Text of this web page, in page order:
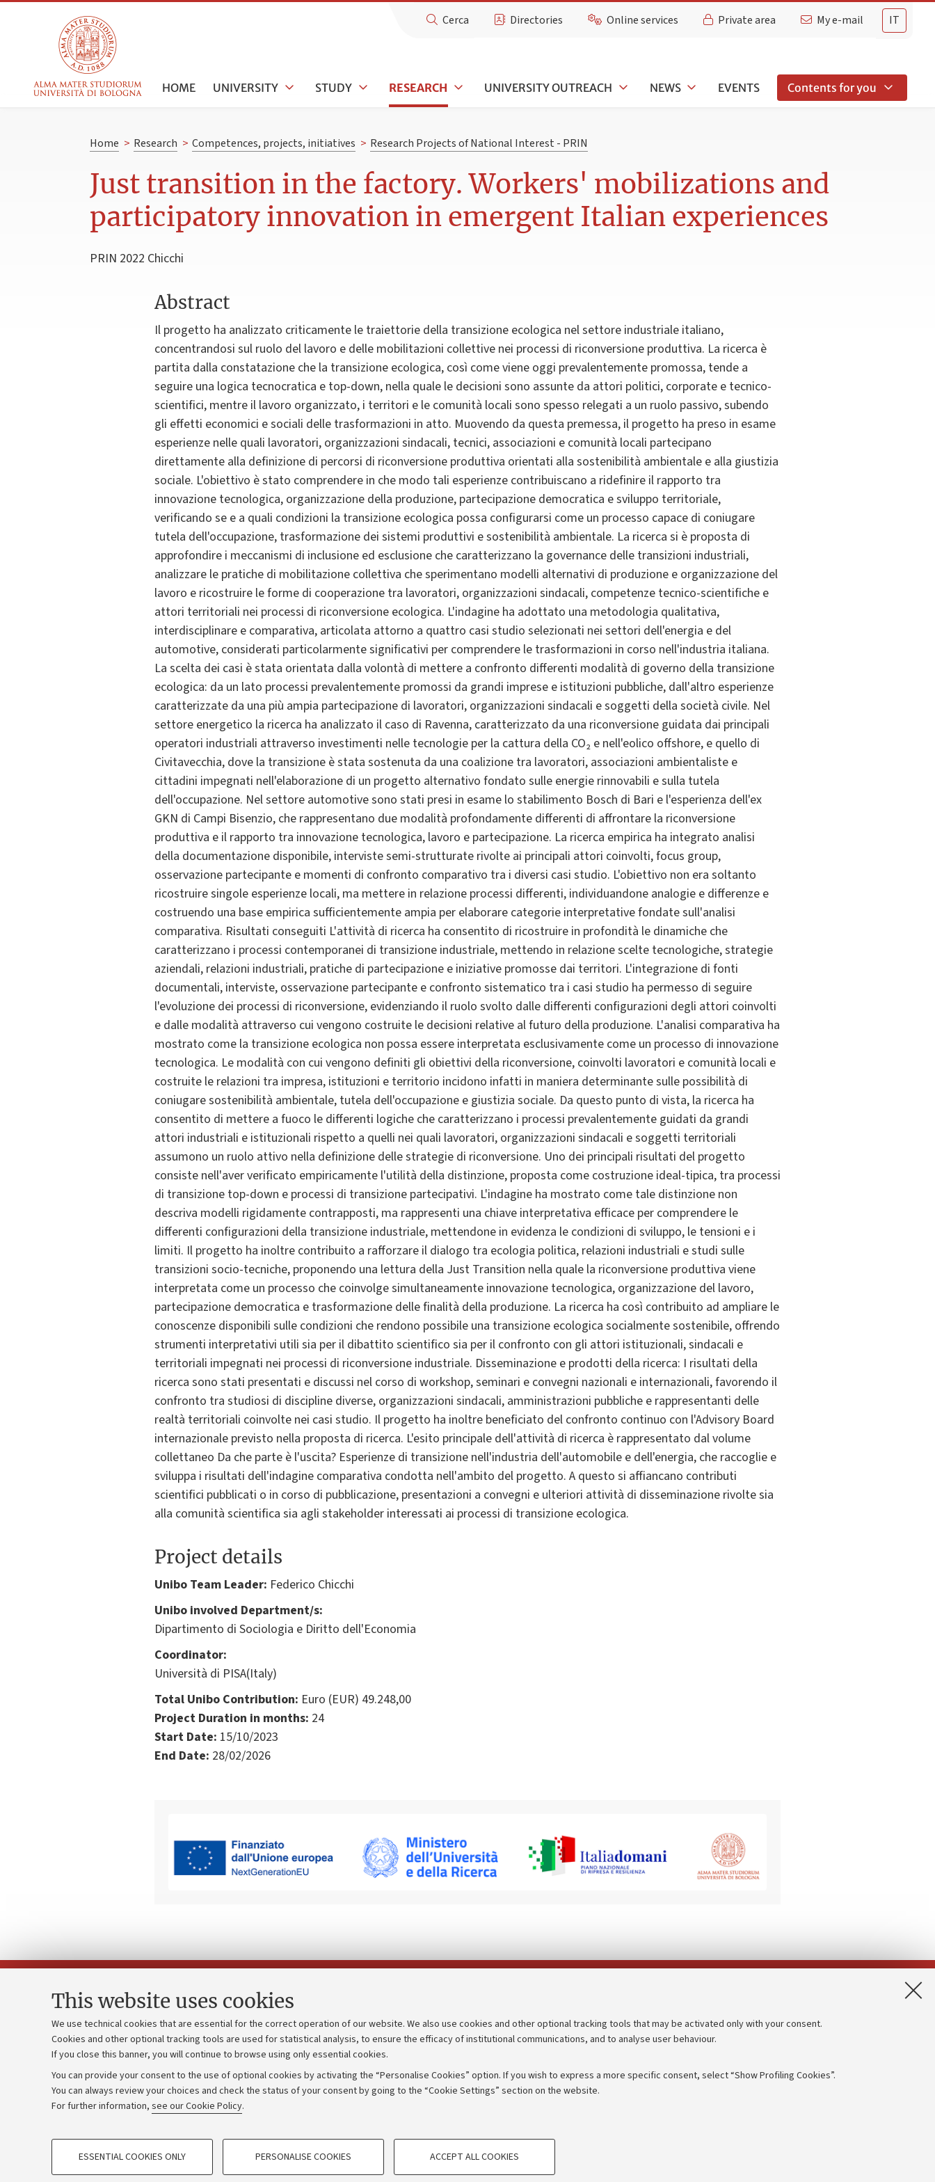
This website uses cookies
We use technical cookies that are essential for the correct operation of our website. We also use cookies and other optional tracking tools that may be activated only with your consent.
Cookies and other optional tracking tools are used for statistical analysis, to ensure the efficacy of institutional communications, and to analyse user behaviour.
If you close this banner, you will continue to browse using only essential cookies.
You can provide your consent to the use of optional cookies by activating the “Personalise Cookies” option. If you wish to express a more specific consent, select “Show Profiling Cookies”.
You can always review your choices and check the status of your consent by going to the “Cookie Settings” section on the website.
For further information, see our Cookie Policy.
PROFILING COOKIES - OPTIONAL TECHNICAL COOKIES - ESSENTIAL
ESSENTIAL COOKIES ONLY PERSONALISE COOKIES ACCEPT ALL COOKIES
IT
Cerca Directories Online services Private area My e-mail
HOME UNIVERSITY STUDY RESEARCH UNIVERSITY OUTREACH NEWS EVENTS Contents for you
Home > Research > Competences, projects, initiatives > Research Projects of National Interest - PRIN
Just transition in the factory. Workers' mobilizations and
participatory innovation in emergent Italian experiences
PRIN 2022 Chicchi
Abstract
Il progetto ha analizzato criticamente le traiettorie della transizione ecologica nel settore industriale italiano,
concentrandosi sul ruolo del lavoro e delle mobilitazioni collettive nei processi di riconversione produttiva. La ricerca è
partita dalla constatazione che la transizione ecologica, così come viene oggi prevalentemente promossa, tende a
seguire una logica tecnocratica e top-down, nella quale le decisioni sono assunte da attori politici, corporate e tecnico-
scientifici, mentre il lavoro organizzato, i territori e le comunità locali sono spesso relegati a un ruolo passivo, subendo
gli effetti economici e sociali delle trasformazioni in atto. Muovendo da questa premessa, il progetto ha preso in esame
esperienze nelle quali lavoratori, organizzazioni sindacali, tecnici, associazioni e comunità locali partecipano
direttamente alla definizione di percorsi di riconversione produttiva orientati alla sostenibilità ambientale e alla giustizia
sociale. L'obiettivo è stato comprendere in che modo tali esperienze contribuiscano a ridefinire il rapporto tra
innovazione tecnologica, organizzazione della produzione, partecipazione democratica e sviluppo territoriale,
verificando se e a quali condizioni la transizione ecologica possa configurarsi come un processo capace di coniugare
tutela dell'occupazione, trasformazione dei sistemi produttivi e sostenibilità ambientale. La ricerca si è proposta di
approfondire i meccanismi di inclusione ed esclusione che caratterizzano la governance delle transizioni industriali,
analizzare le pratiche di mobilitazione collettiva che sperimentano modelli alternativi di produzione e organizzazione del
lavoro e ricostruire le forme di cooperazione tra lavoratori, organizzazioni sindacali, competenze tecnico-scientifiche e
attori territoriali nei processi di riconversione ecologica. L'indagine ha adottato una metodologia qualitativa,
interdisciplinare e comparativa, articolata attorno a quattro casi studio selezionati nei settori dell'energia e del
automotive, considerati particolarmente significativi per comprendere le trasformazioni in corso nell'industria italiana.
La scelta dei casi è stata orientata dalla volontà di mettere a confronto differenti modalità di governo della transizione
ecologica: da un lato processi prevalentemente promossi da grandi imprese e istituzioni pubbliche, dall'altro esperienze
caratterizzate da una più ampia partecipazione di lavoratori, organizzazioni sindacali e soggetti della società civile. Nel
settore energetico la ricerca ha analizzato il caso di Ravenna, caratterizzato da una riconversione guidata dai principali
operatori industriali attraverso investimenti nelle tecnologie per la cattura della CO₂ e nell'eolico offshore, e quello di
Civitavecchia, dove la transizione è stata sostenuta da una coalizione tra lavoratori, associazioni ambientaliste e
cittadini impegnati nell'elaborazione di un progetto alternativo fondato sulle energie rinnovabili e sulla tutela
dell'occupazione. Nel settore automotive sono stati presi in esame lo stabilimento Bosch di Bari e l'esperienza dell'ex
GKN di Campi Bisenzio, che rappresentano due modalità profondamente differenti di affrontare la riconversione
produttiva e il rapporto tra innovazione tecnologica, lavoro e partecipazione. La ricerca empirica ha integrato analisi
della documentazione disponibile, interviste semi-strutturate rivolte ai principali attori coinvolti, focus group,
osservazione partecipante e momenti di confronto comparativo tra i diversi casi studio. L'obiettivo non era soltanto
ricostruire singole esperienze locali, ma mettere in relazione processi differenti, individuandone analogie e differenze e
costruendo una base empirica sufficientemente ampia per elaborare categorie interpretative fondate sull'analisi
comparativa. Risultati conseguiti L'attività di ricerca ha consentito di ricostruire in profondità le dinamiche che
caratterizzano i processi contemporanei di transizione industriale, mettendo in relazione scelte tecnologiche, strategie
aziendali, relazioni industriali, pratiche di partecipazione e iniziative promosse dai territori. L'integrazione di fonti
documentali, interviste, osservazione partecipante e confronto sistematico tra i casi studio ha permesso di seguire
l'evoluzione dei processi di riconversione, evidenziando il ruolo svolto dalle differenti configurazioni degli attori coinvolti
e dalle modalità attraverso cui vengono costruite le decisioni relative al futuro della produzione. L'analisi comparativa ha
mostrato come la transizione ecologica non possa essere interpretata esclusivamente come un processo di innovazione
tecnologica. Le modalità con cui vengono definiti gli obiettivi della riconversione, coinvolti lavoratori e comunità locali e
costruite le relazioni tra impresa, istituzioni e territorio incidono infatti in maniera determinante sulle possibilità di
coniugare sostenibilità ambientale, tutela dell'occupazione e giustizia sociale. Da questo punto di vista, la ricerca ha
consentito di mettere a fuoco le differenti logiche che caratterizzano i processi prevalentemente guidati da grandi
attori industriali e istituzionali rispetto a quelli nei quali lavoratori, organizzazioni sindacali e soggetti territoriali
assumono un ruolo attivo nella definizione delle strategie di riconversione. Uno dei principali risultati del progetto
consiste nell'aver verificato empiricamente l'utilità della distinzione, proposta come costruzione ideal-tipica, tra processi
di transizione top-down e processi di transizione partecipativi. L'indagine ha mostrato come tale distinzione non
descriva modelli rigidamente contrapposti, ma rappresenti una chiave interpretativa efficace per comprendere le
differenti configurazioni della transizione industriale, mettendone in evidenza le condizioni di sviluppo, le tensioni e i
limiti. Il progetto ha inoltre contribuito a rafforzare il dialogo tra ecologia politica, relazioni industriali e studi sulle
transizioni socio-tecniche, proponendo una lettura della Just Transition nella quale la riconversione produttiva viene
interpretata come un processo che coinvolge simultaneamente innovazione tecnologica, organizzazione del lavoro,
partecipazione democratica e trasformazione delle finalità della produzione. La ricerca ha così contribuito ad ampliare le
conoscenze disponibili sulle condizioni che rendono possibile una transizione ecologica socialmente sostenibile, offrendo
strumenti interpretativi utili sia per il dibattito scientifico sia per il confronto con gli attori istituzionali, sindacali e
territoriali impegnati nei processi di riconversione industriale. Disseminazione e prodotti della ricerca: I risultati della
ricerca sono stati presentati e discussi nel corso di workshop, seminari e convegni nazionali e internazionali, favorendo il
confronto tra studiosi di discipline diverse, organizzazioni sindacali, amministrazioni pubbliche e rappresentanti delle
realtà territoriali coinvolte nei casi studio. Il progetto ha inoltre beneficiato del confronto continuo con l'Advisory Board
internazionale previsto nella proposta di ricerca. L'esito principale dell'attività di ricerca è rappresentato dal volume
collettaneo Da che parte è l'uscita? Esperienze di transizione nell'industria dell'automobile e dell'energia, che raccoglie e
sviluppa i risultati dell'indagine comparativa condotta nell'ambito del progetto. A questo si affiancano contributi
scientifici pubblicati o in corso di pubblicazione, presentazioni a convegni e ulteriori attività di disseminazione rivolte sia
alla comunità scientifica sia agli stakeholder interessati ai processi di transizione ecologica.
Project details
Unibo Team Leader: Federico Chicchi
Unibo involved Department/s:
Dipartimento di Sociologia e Diritto dell'Economia
Coordinator:
Università di PISA(Italy)
Total Unibo Contribution: Euro (EUR) 49.248,00
Project Duration in months: 24
Start Date: 15/10/2023
End Date: 28/02/2026
Contacts and certified e-mail (PEC)
Administrative divisions
Work with us
Alumni community
Strategic plan
University budgets
Donations
Transparent administration
Merchandising - UniboStore
Accessibility statement
©Copyright 2026 - ALMA MATER STUDIORUM - Università di Bologna - Via Zamboni,33 - 40126